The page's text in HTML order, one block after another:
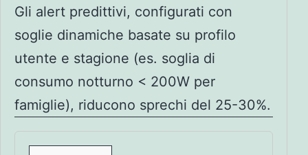
Gli alert predittivi, configurati con
soglie dinamiche basate su profilo
utente e stagione (es. soglia di
consumo notturno < 200W per
famiglie), riducono sprechi del 25-30%.